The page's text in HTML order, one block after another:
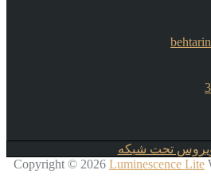
ویروس تحت شبکه
Copyright © 2026 Luminescence Lite